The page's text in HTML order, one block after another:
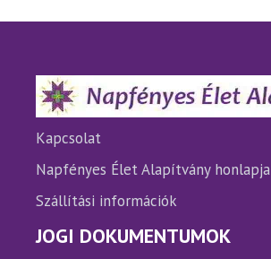
A
termékoldalon
választhatók
ki
Kapcsolat
Napfényes Élet Alapítvány honlapja
Szállítási információk
JOGI DOKUMENTUMOK